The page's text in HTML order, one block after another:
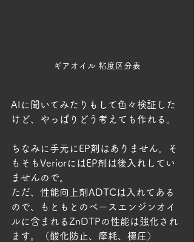
ギアオイル 粘度区分表
AIに聞いてみたりもして色々検証した
けど、やっぱりどう考えても作れる。
ちなみに手元にEP剤はありません。そ
もそもVeriorにはEP剤は後入れしてい
ませんので。
ただ、性能向上剤ADTCは入れてある
ので、もともとのベースエンジンオイ
ルに含まれるZnDTPの性能は強化され
ます。（酸化防止、摩耗、極圧）